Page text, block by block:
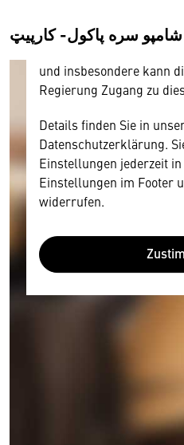
سره پاکول- کارپیټ
Diese Daten unterliegen
Datenschutzrecht
und insbesondere kann
Regierung Zugang zu
Details finden Sie in
Datenschutzerklärung.
Einstellungen jederzeit
Einstellungen im Footer
widerrufen.
Wir benötigen Ihre